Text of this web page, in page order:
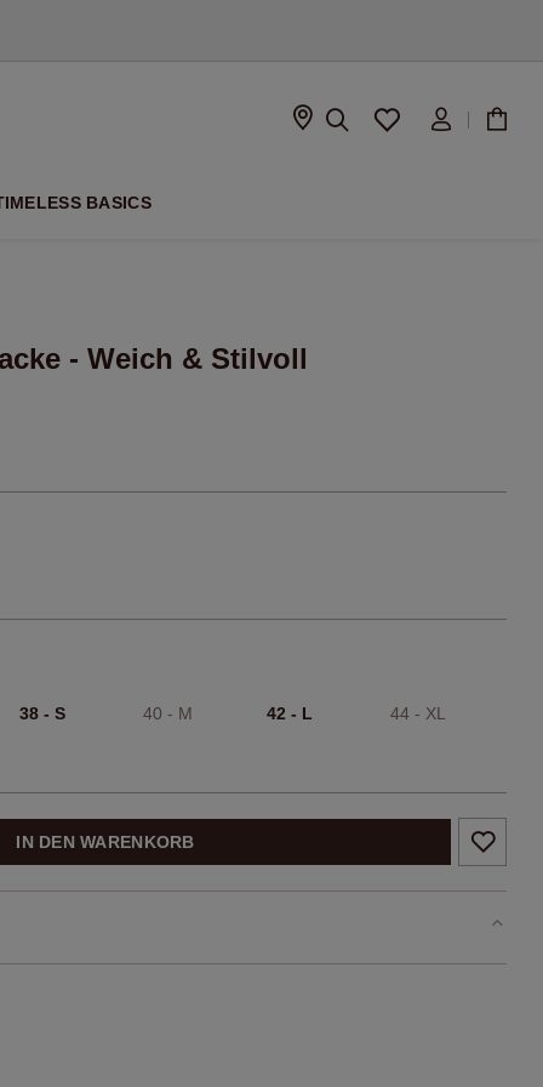
BASICS
- Weich & Stilvoll
38 - S 40 - M 42 - L 44 - XL
IN DEN WARENKORB